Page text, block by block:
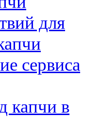
для
сервиса
капчи в